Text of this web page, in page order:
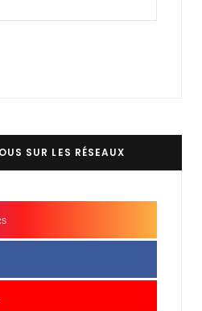
SUR LES RÉSEAUX